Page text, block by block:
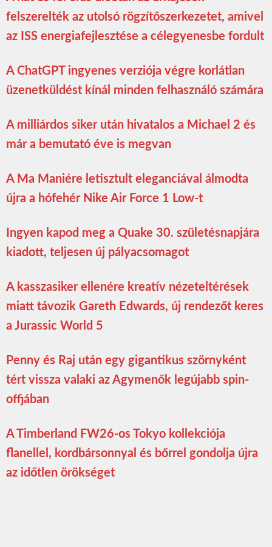
felszerelték az utolsó rögzítőszerkezetet, amivel
az ISS energiafejlesztése a célegyenesbe fordult
A ChatGPT ingyenes verziója végre korlátlan
üzenetküldést kínál minden felhasználó számára
A milliárdos siker után hivatalos a Michael 2 és
már a bemutató éve is megvan
A Ma Maniére letisztult eleganciával álmodta
újra a hófehér Nike Air Force 1 Low-t
Ingyen kapod meg a Quake 30. születésnapjára
kiadott, teljesen új pályacsomagot
A kasszasiker ellenére kreatív nézeteltérések
miatt távozik Gareth Edwards, új rendezőt keres
a Jurassic World 5
Penny és Raj után egy gigantikus szörnyként
tért vissza valaki az Agymenők legújabb spin-
offjában
A Timberland FW26-os Tokyo kollekciója
flanellel, kordbársonnyal és bőrrel gondolja újra
az időtlen örökséget